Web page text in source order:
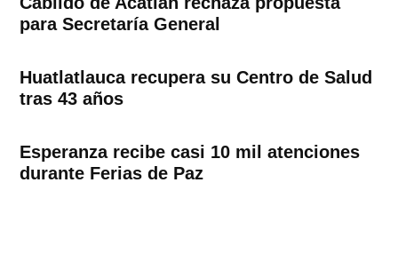
para Secretaría General
Huatlatlauca recupera su Centro de Salud
tras 43 años
Esperanza recibe casi 10 mil atenciones
durante Ferias de Paz